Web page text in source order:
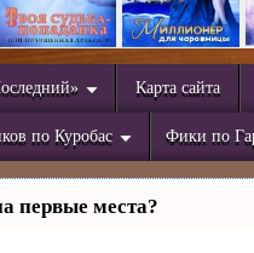
Карта сайта
по Куробас Фики по
первые места?